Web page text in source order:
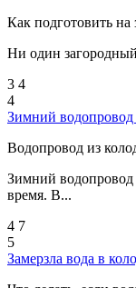
Как подготовить на
Ни один загородный
3 4
4
Зимний водопровод
Водопровод из
Зимний водопровод
время. В...
4 7
5
Замерзла вода в